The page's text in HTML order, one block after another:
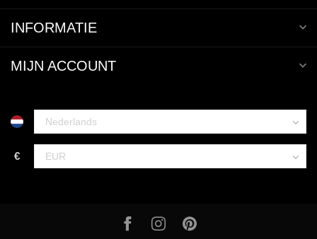
INFORMATIE
MIJN ACCOUNT
€